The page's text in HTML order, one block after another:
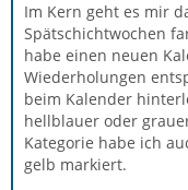
Im Kern geht es mir
Spätschichtwochen
habe einen neuen
Wiederholungen
beim Kalender
hellblauer oder
Kategorie habe ich
gelb markiert.